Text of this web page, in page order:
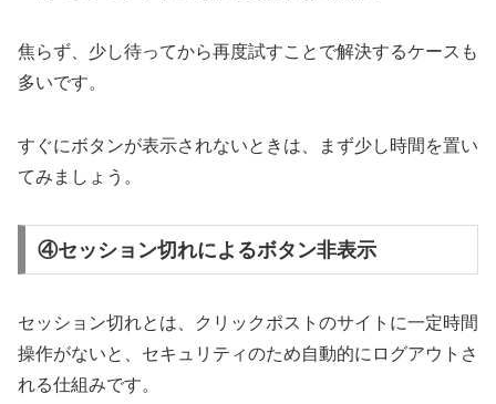
焦らず、少し待ってから再度試すことで解決するケースも
多いです。
すぐにボタンが表示されないときは、まず少し時間を置い
てみましょう。
④セッション切れによるボタン非表示
セッション切れとは、クリックポストのサイトに一定時間
操作がないと、セキュリティのため自動的にログアウトさ
れる仕組みです。